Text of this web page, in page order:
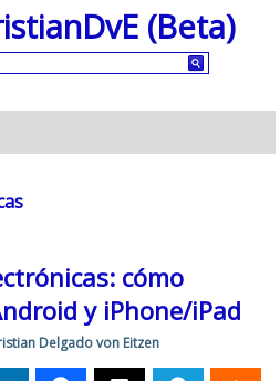
(Beta)
cómo
y iPhone/iPad
Delgado von Eitzen